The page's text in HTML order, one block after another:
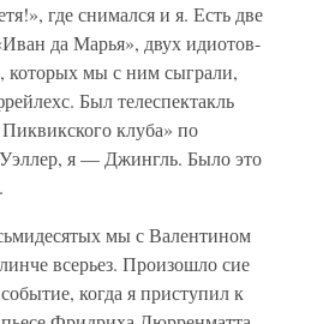
где снимался и я. Есть две
да Марья», двух идиотов-
которых мы с ним сыграли,
Был телеспектакль
клуба» по
я — Джингль. Было это
мы с Валентином
всерьез. Произошло сие
когда я приступил к